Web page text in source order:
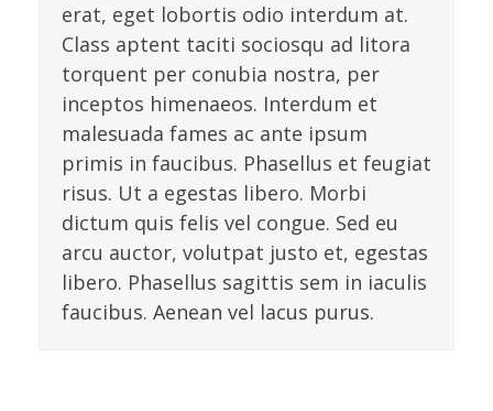
erat, eget lobortis odio interdum at.
Class aptent taciti sociosqu ad litora
torquent per conubia nostra, per
inceptos himenaeos. Interdum et
malesuada fames ac ante ipsum
primis in faucibus. Phasellus et feugiat
risus. Ut a egestas libero. Morbi
dictum quis felis vel congue. Sed eu
arcu auctor, volutpat justo et, egestas
libero. Phasellus sagittis sem in iaculis
faucibus. Aenean vel lacus purus.